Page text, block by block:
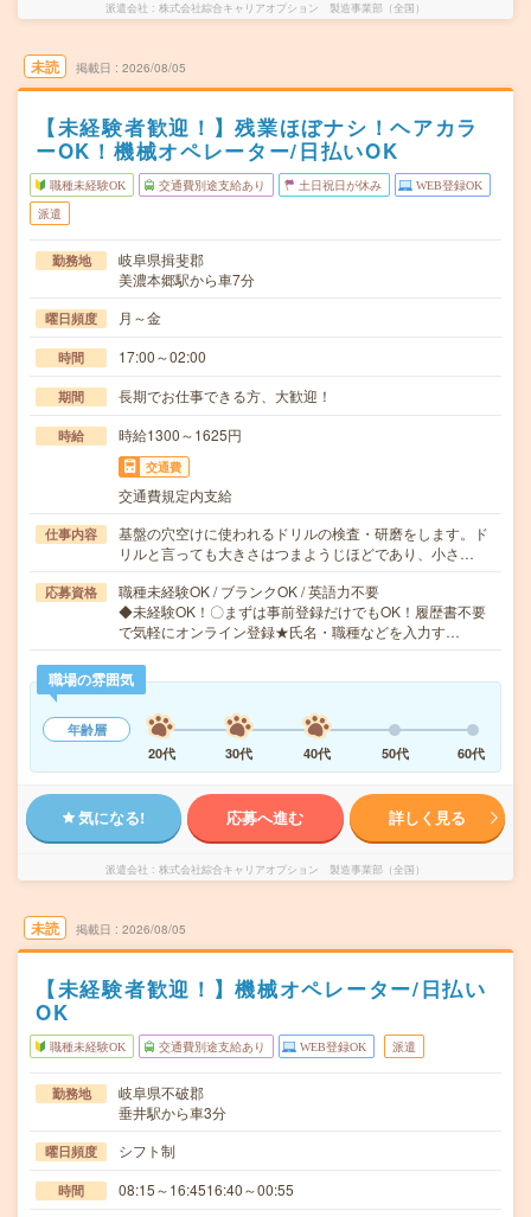
派遣会社 株式会社綜合キャリアオプション 製造事業部（全国）
未読 掲載日 2026/08/05
【未経験者歓迎！】残業ほぼナシ！ヘアカラ
ーOK！機械オペレーター/日払いOK
職種未経験OK 交通費別途支給あり 土日祝日が休み WEB登録OK
派遣
勤務地
岐阜県揖斐郡
美濃本郷駅から車7分
曜日頻度 月～金
時間 17:00～02:00
期間 長期でお仕事できる方、大歓迎！
時給 時給1300～1625円
交通費
交通費規定内支給
仕事内容
基盤の穴空けに使われるドリルの検査・研磨をします。ド
リルと言っても大きさはつまようじほどであり、小さ…
応募資格
職種未経験OK / ブランクOK / 英語力不要
◆未経験OK！〇まずは事前登録だけでもOK！履歴書不要
で気軽にオンライン登録★氏名・職種などを入力す…
職場の雰囲気
年齢層
20代
30代 40代 50代 60代
気になる! 応募へ進む 詳しく見る
派遣会社 株式会社綜合キャリアオプション 製造事業部（全国）
未読 掲載日 2026/08/05
【未経験者歓迎！】機械オペレーター/日払い
OK
職種未経験OK 交通費別途支給あり WEB登録OK 派遣
勤務地
岐阜県不破郡
垂井駅から車3分
曜日頻度 シフト制
時間 08:15～16:4516:40～00:55